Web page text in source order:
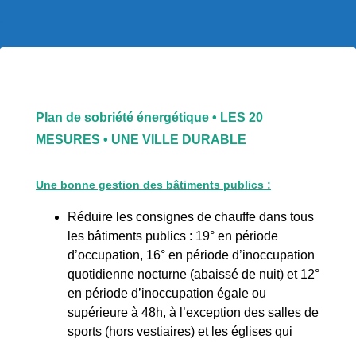
Plan de sobriété énergétique • LES 20
MESURES • UNE VILLE DURABLE
Une bonne gestion des bâtiments publics :
Réduire les consignes de chauffe dans tous
les bâtiments publics : 19° en période
d’occupation, 16° en période d’inoccupation
quotidienne nocturne (abaissé de nuit) et 12°
en période d’inoccupation égale ou
supérieure à 48h, à l’exception des salles de
sports (hors vestiaires) et les églises qui